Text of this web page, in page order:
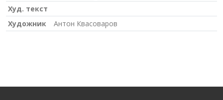
Худ. текст
Художник
Антон Квасоваров